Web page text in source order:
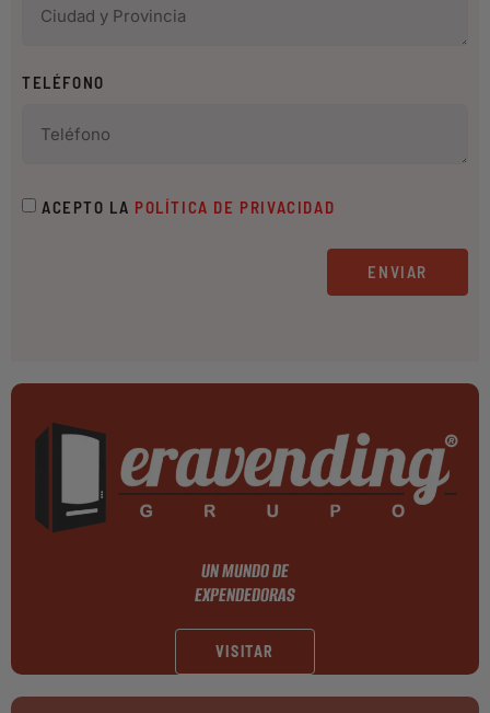
TELÉFONO
ACEPTO LA POLÍTICA DE PRIVACIDAD
ENVIAR
UN MUNDO DE
EXPENDEDORAS
VISITAR